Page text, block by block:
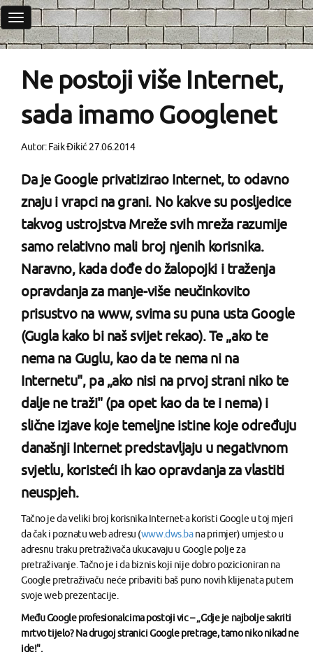
Toggle
navigation
Ne postoji više Internet,
sada imamo Googlenet
Autor:Faik Đikić27.06.2014
Da je Google privatizirao Internet, to odavno
znaju i vrapci na grani. No kakve su posljedice
takvog ustrojstva Mreže svih mreža razumije
samo relativno mali broj njenih korisnika.
Naravno, kada dođe do žalopojki i traženja
opravdanja za manje-više neučinkovito
prisustvo na www, svima su puna usta Google
(Gugla kako bi naš svijet rekao). Te „ako te
nema na Guglu, kao da te nema ni na
Internetu", pa „ako nisi na prvoj strani niko te
dalje ne traži" (pa opet kao da te i nema) i
slične izjave koje temeljne istine koje određuju
današnji Internet predstavljaju u negativnom
svjetlu, koristeći ih kao opravdanja za vlastiti
neuspjeh.
Tačno je da veliki broj korisnika Internet-a koristi Google u toj mjeri
da čak i poznatu web adresu (www.dws.bana primjer) umjesto u
adresnu traku pretraživača ukucavaju u Google polje za
pretraživanje. Tačno je i da biznis koji nije dobro pozicioniran na
Google pretraživaču neće pribaviti baš puno novih klijenata putem
svoje web prezentacije.
Među Google profesionalcima postoji vic – „Gdje je najbolje sakriti
mrtvo tijelo? Na drugoj stranici Google pretrage, tamo niko nikad ne
ide!".